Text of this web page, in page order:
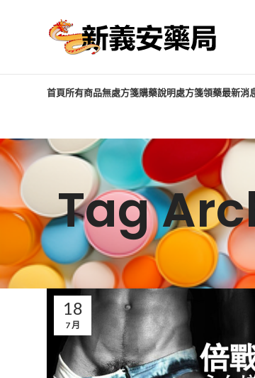
首頁所有商品無處方箋購藥說明處方箋領藥最新消
Tag
18
7 月